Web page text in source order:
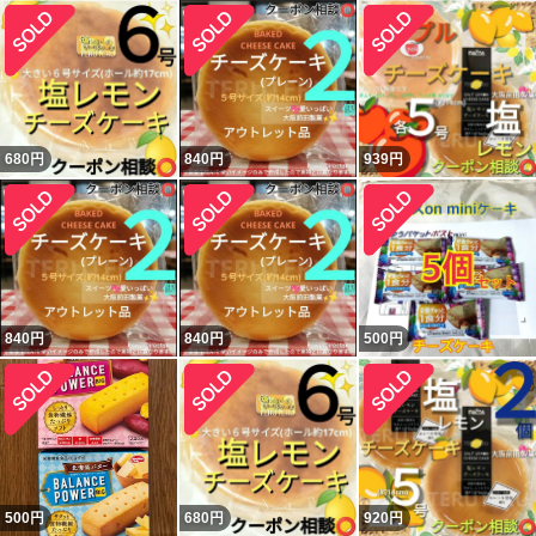
680 円 840円 939円
840円 840円 500円
500円 680 円 920円